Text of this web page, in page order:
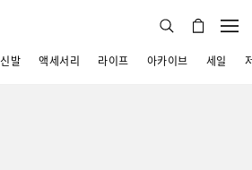
신발 액세서리 라이프 아카이브 세일